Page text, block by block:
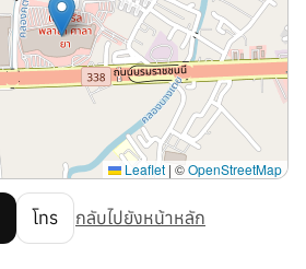
Leaflet | ©OpenStreetMap
โทร กลับไปยังหน้าหลัก